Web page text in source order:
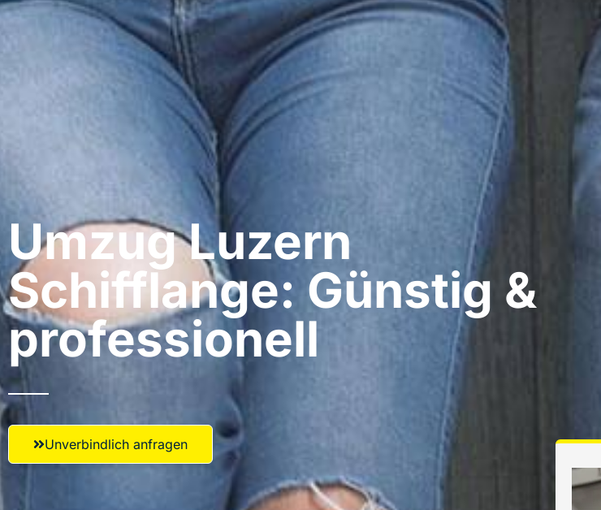
Umzug Luzern​
Schifflange: Günstig &
professionell​
Unverbindlich anfragen